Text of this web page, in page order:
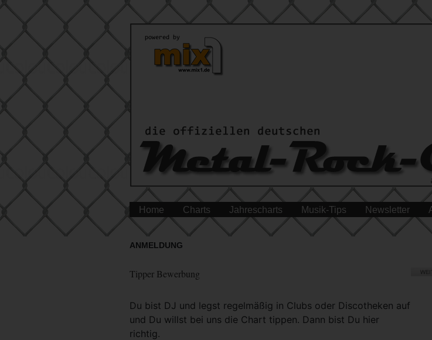
Home Charts Jahrescharts Musik-Tips Newsletter
ANMELDUNG
Tipper Bewerbung
Du bist DJ und legst regelmäßig in Clubs oder Discotheken auf
und Du willst bei uns die Chart tippen. Dann bist Du hier
richtig.
Mehr Info